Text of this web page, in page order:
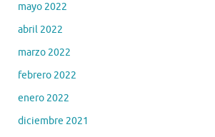
mayo 2022
abril 2022
marzo 2022
febrero 2022
enero 2022
diciembre 2021